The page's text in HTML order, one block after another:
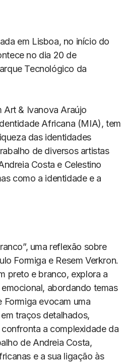
em Lisboa, no início do
no dia 20 de
Tecnológico da
& Ivanova Araújo
Africana (MIA), tem
das identidades
de diversos artistas
Costa e Celestino
como a identidade e a
uma reflexão sobre
Formiga e Resem Verkron.
preto e branco, explora a
abordando temas
Formiga evocam uma
traços detalhados,
a complexidade da
de Andreia Costa,
e a sua ligação às